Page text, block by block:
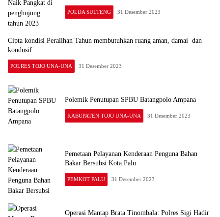
POLDA SULTENG 31 Desember 2023
Cipta kondisi Peralihan Tahun membutuhkan ruang aman, damai dan
kondusif
POLRES TOJO UNA-UNA 31 Desember 2023
Polemik Penutupan SPBU Batangpolo Ampana
KABUPATEN TOJO UNA-UNA 31 Desember 2023
Pemetaan Pelayanan Kenderaan Penguna Bahan
Bakar Bersubsi Kota Palu
PEMKOT PALU 31 Desember 2023
Operasi Mantap Brata Tinombala: Polres Sigi Hadir